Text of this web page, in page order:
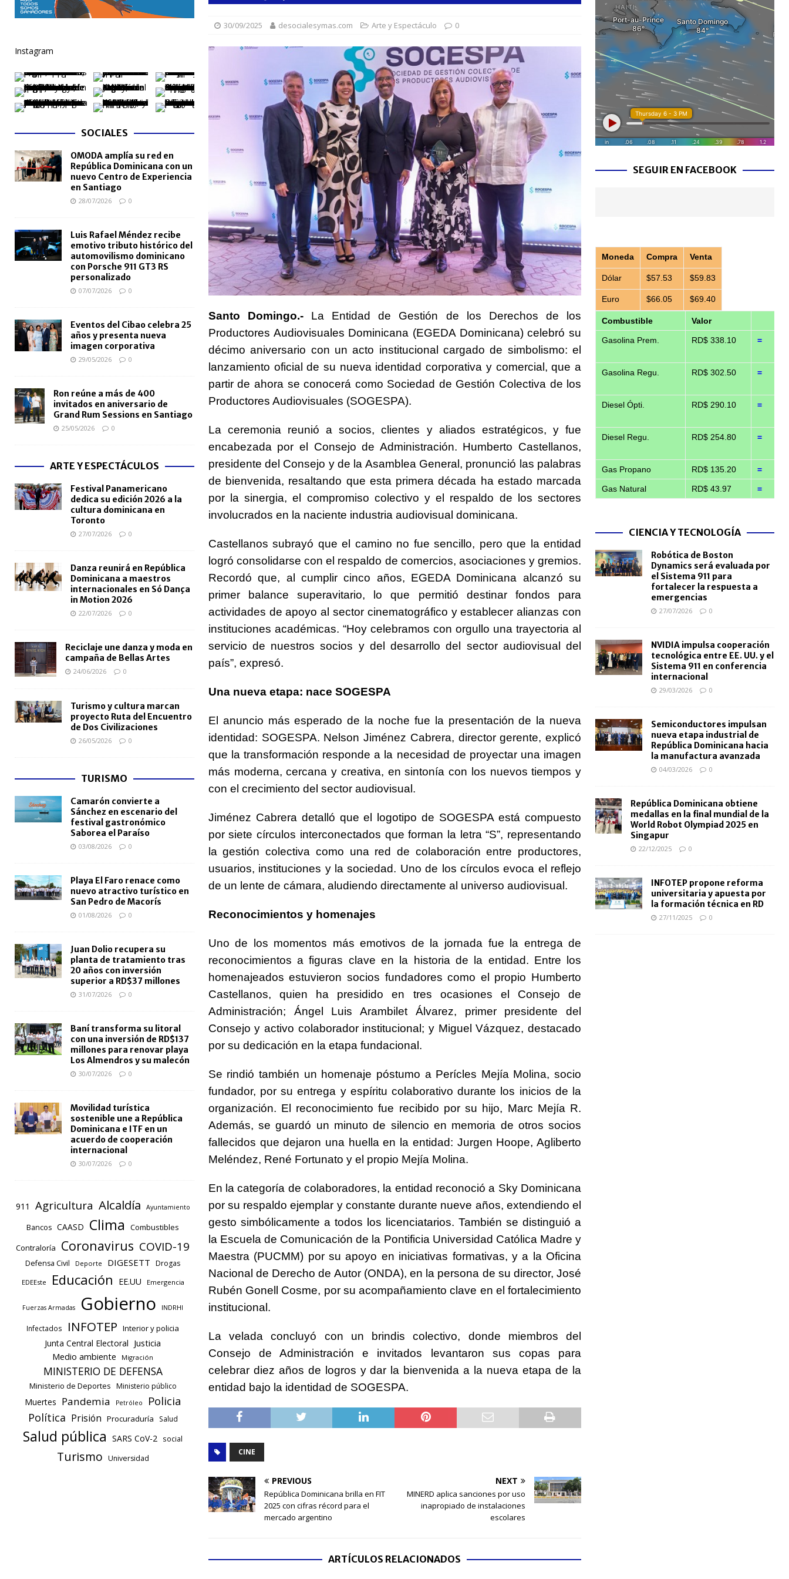
NACIONALES
Amistad 2026 llevará atención médica gratuita y capacitación sanitaria a La Vega
SALUD
[ 04/08/2026 ] Migración somete a la justicia a hombre acusado de agredir agentes durante operativo en Hato Mayor
NACIONALES
[ 04/08/2026 ]
Derecho de autor alcanza cifra récord con más de 34 mil obras registradas por la ONDA en el primer
semestre de 2026
NACIONALES
[ 04/08/2026 ] Turismo dominicano rompe récord con 7,7 millones de visitantes hasta julio de 2026 NACIONALES
30/09/2025 desocialesymas.com Arte y Espectáculo 0
Santo Domingo.-La Entidad de Gestión de los Derechos de los
Productores Audiovisuales Dominicana (EGEDA Dominicana) celebró su
décimo aniversario con un acto institucional cargado de simbolismo: el
lanzamiento oficial de su nueva identidad corporativa y comercial, que a
partir de ahora se conocerá como Sociedad de Gestión Colectiva de los
Productores Audiovisuales (SOGESPA).
La ceremonia reunió a socios, clientes y aliados estratégicos, y fue
encabezada por el Consejo de Administración. Humberto Castellanos,
presidente del Consejo y de la Asamblea General, pronunció las palabras
de bienvenida, resaltando que esta primera década ha estado marcada
por la sinergia, el compromiso colectivo y el respaldo de los sectores
involucrados en la naciente industria audiovisual dominicana.
Castellanos subrayó que el camino no fue sencillo, pero que la entidad
logró consolidarse con el respaldo de comercios, asociaciones y gremios.
Recordó que, al cumplir cinco años, EGEDA Dominicana alcanzó su
primer balance superavitario, lo que permitió destinar fondos para
actividades de apoyo al sector cinematográfico y establecer alianzas con
instituciones académicas. “Hoy celebramos con orgullo una trayectoria al
servicio de nuestros socios y del desarrollo del sector audiovisual del
país”, expresó.
Una nueva etapa: nace SOGESPA
El anuncio más esperado de la noche fue la presentación de la nueva
identidad: SOGESPA. Nelson Jiménez Cabrera, director gerente, explicó
que la transformación responde a la necesidad de proyectar una imagen
más moderna, cercana y creativa, en sintonía con los nuevos tiempos y
con el crecimiento del sector audiovisual.
Jiménez Cabrera detalló que el logotipo de SOGESPA está compuesto
por siete círculos interconectados que forman la letra “S”, representando
la gestión colectiva como una red de colaboración entre productores,
usuarios, instituciones y la sociedad. Uno de los círculos evoca el reflejo
de un lente de cámara, aludiendo directamente al universo audiovisual.
Reconocimientos y homenajes
Uno de los momentos más emotivos de la jornada fue la entrega de
reconocimientos a figuras clave en la historia de la entidad. Entre los
homenajeados estuvieron socios fundadores como el propio Humberto
Castellanos, quien ha presidido en tres ocasiones el Consejo de
Administración; Ángel Luis Arambilet Álvarez, primer presidente del
Consejo y activo colaborador institucional; y Miguel Vázquez, destacado
por su dedicación en la etapa fundacional.
Se rindió también un homenaje póstumo a Perícles Mejía Molina, socio
fundador, por su entrega y espíritu colaborativo durante los inicios de la
organización. El reconocimiento fue recibido por su hijo, Marc Mejía R.
Además, se guardó un minuto de silencio en memoria de otros socios
fallecidos que dejaron una huella en la entidad: Jurgen Hoope, Agliberto
Meléndez, René Fortunato y el propio Mejía Molina.
En la categoría de colaboradores, la entidad reconoció a Sky Dominicana
por su respaldo ejemplar y constante durante nueve años, extendiendo el
gesto simbólicamente a todos los licenciatarios. También se distinguió a
la Escuela de Comunicación de la Pontificia Universidad Católica Madre y
Maestra (PUCMM) por su apoyo en iniciativas formativas, y a la Oficina
Nacional de Derecho de Autor (ONDA), en la persona de su director, José
Rubén Gonell Cosme, por su acompañamiento clave en el fortalecimiento
institucional.
La velada concluyó con un brindis colectivo, donde miembros del
Consejo de Administración e invitados levantaron sus copas para
celebrar diez años de logros y dar la bienvenida a la nueva etapa de la
entidad bajo la identidad de SOGESPA.
CINE
PREVIOUS
República Dominicana brilla en FIT
2025 con cifras récord para el
mercado argentino
NEXT
MINERD aplica sanciones por uso
inapropiado de instalaciones
escolares
ARTÍCULOS RELACIONADOS
Instagram
SOCIALES
OMODA amplía su red en
República Dominicana con un
nuevo Centro de Experiencia
en Santiago
28/07/2026 0
Luis Rafael Méndez recibe
emotivo tributo histórico del
automovilismo dominicano
con Porsche 911 GT3 RS
personalizado
07/07/2026 0
Eventos del Cibao celebra 25
años y presenta nueva
imagen corporativa
29/05/2026 0
Ron reúne a más de 400
invitados en aniversario de
Grand Rum Sessions en Santiago
25/05/2026 0
ARTE Y ESPECTÁCULOS
Festival Panamericano
dedica su edición 2026 a la
cultura dominicana en
Toronto
27/07/2026 0
Danza reunirá en República
Dominicana a maestros
internacionales en Só Dança
in Motion 2026
22/07/2026 0
Reciclaje une danza y moda en
campaña de Bellas Artes
24/06/2026 0
Turismo y cultura marcan
proyecto Ruta del Encuentro
de Dos Civilizaciones
26/05/2026 0
TURISMO
Camarón convierte a
Sánchez en escenario del
festival gastronómico
Saborea el Paraíso
03/08/2026 0
Playa El Faro renace como
nuevo atractivo turístico en
San Pedro de Macorís
01/08/2026 0
Juan Dolio recupera su
planta de tratamiento tras
20 años con inversión
superior a RD$37 millones
31/07/2026 0
Baní transforma su litoral
con una inversión de RD$137
millones para renovar playa
Los Almendros y su malecón
30/07/2026 0
Movilidad turística
sostenible une a República
Dominicana e ITF en un
acuerdo de cooperación
internacional
30/07/2026 0
911 Agricultura Alcaldía Ayuntamiento
Bancos CAASD Clima
Combustibles
Contraloría
Coronavirus COVID-19
Defensa Civil Deporte DIGESETT Drogas
EDEEste Educación EE.UU Emergencia
Fuerzas Armadas Gobierno INDRHI
Infectados INFOTEP Interior y policia
Junta Central Electoral Justicia
Medio ambiente Migración
MINISTERIO DE DEFENSA
Ministerio de Deportes Ministerio público
Muertes Pandemia Petróleo Policia
Política Prisión Procuraduría Salud
Salud pública SARS CoV-2 social
Turismo Universidad
SEGUIR EN FACEBOOK
Moneda Compra Venta
Dólar $57.53 $59.83
Euro $66.05 $69.40
Combustible Valor
Gasolina Prem. RD$ 338.10 =
Gasolina Regu. RD$ 302.50 =
Diesel Ópti. RD$ 290.10 =
Diesel Regu. RD$ 254.80 =
Gas Propano RD$ 135.20 =
Gas Natural RD$ 43.97 =
CIENCIA Y TECNOLOGÍA
Robótica de Boston
Dynamics será evaluada por
el Sistema 911 para
fortalecer la respuesta a
emergencias
27/07/2026 0
NVIDIA impulsa cooperación
tecnológica entre EE. UU. y el
Sistema 911 en conferencia
internacional
29/03/2026 0
Semiconductores impulsan
nueva etapa industrial de
República Dominicana hacia
la manufactura avanzada
04/03/2026 0
República Dominicana obtiene
medallas en la final mundial de la
World Robot Olympiad 2025 en
Singapur
22/12/2025 0
INFOTEP propone reforma
universitaria y apuesta por
la formación técnica en RD
27/11/2025 0